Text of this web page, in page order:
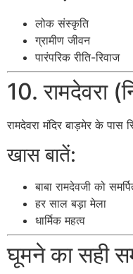
लोक संस्कृति
ग्रामीण जीवन
पारंपरिक रीति-रिवाज
10. रामदेवरा
रामदेवरा मंदिर बाड़मेर के पास
खास बातें:
बाबा रामदेवजी को
हर साल बड़ा मेला
धार्मिक महत्व
घूमने का सही